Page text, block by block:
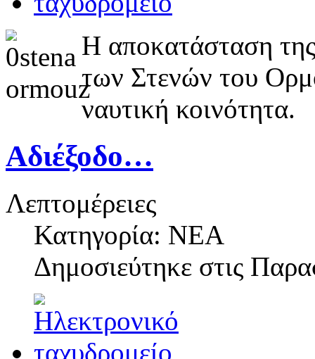
Η αποκατάσταση
των Στενών του
ναυτική κοινότητα.
Αδιέξοδο…
Λεπτομέρειες
Κατηγορία: ΝΕΑ
Δημοσιεύτηκε στις